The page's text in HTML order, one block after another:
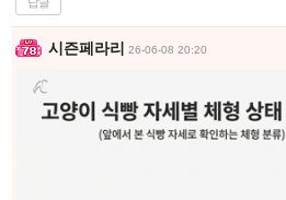
시즌페라리 26-06-08 20:20